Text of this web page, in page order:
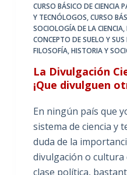
CURSO BÁSICO DE CIENCIA
Y TECNÓLOGOS,CURSO
SOCIOLOGÍA DE LA CIENCIA,
CONCEPTO DE SUELO Y SUS
FILOSOFÍA, HISTORIA Y
La Divulgación
¡Que divulguen
En ningún país que
sistema de ciencia y
duda de la
divulgación o cultura
clase política,